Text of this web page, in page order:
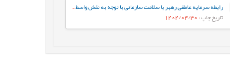
رابطه سرمایه عاطفی رهبر با سلامت سازمانی با توجه به نقش واسطه‌ای سرمایه عاطفی پرستاران
تاریخ چاپ: 1404/04/30